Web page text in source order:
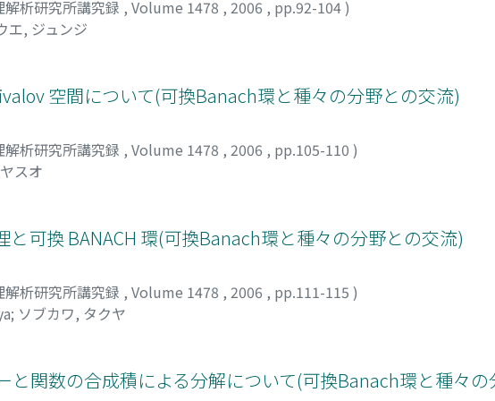
解析研究所講究録 , Volume 1478 , 2006 , pp.92-104)
エ, ジュンジ
空間について(可換Banach環と種々の分野との交流)
解析研究所講究録 , Volume 1478 , 2006 , pp.105-110 )
スオ
可換 BANACH 環(可換Banach環と種々の分野との交流)
解析研究所講究録 , Volume 1478 , 2006 , pp.111-115 )
; ソブカワ, タクヤ
と関数の合成積による分解について(可換Banach環と種々